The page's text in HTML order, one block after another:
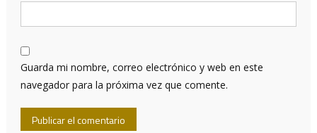
Guarda mi nombre, correo electrónico y web en este
navegador para la próxima vez que comente.